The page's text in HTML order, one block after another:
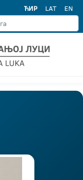
ЋИР LAT EN